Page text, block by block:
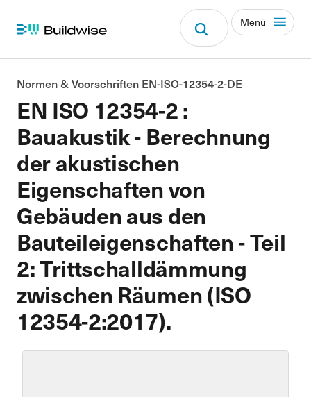
Menü
EN ISO 12354-2 :
Bauakustik - Berechnung
der akustischen
Eigenschaften von
Gebäuden aus den
Bauteileigenschaften - Teil
2: Trittschalldämmung
zwischen Räumen (ISO
12354-2:2017).
Normen & Voorschriften EN-ISO-12354-2-DE